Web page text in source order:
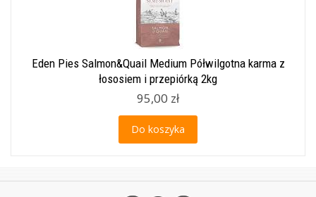
Eden Pies Salmon&Quail Medium Półwilgotna karma z
łososiem i przepiórką 2kg
95,00 zł
Do koszyka